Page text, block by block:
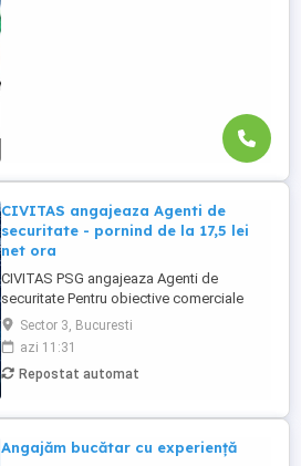
CIVITAS angajeaza Agenti de
securitate - pornind de la 17,5 lei
net ora
CIVITAS PSG angajeaza Agenti de
securitate Pentru obiective comerciale
(magazine de haine din mall-urile din
Bucuresti) CONTACT: apel la numarul din
anunt Locatia: Park Lake, metrou Dristor
Tarif de 17,5 lei ora pentru inceput.
Garantam Salariu, program, ...
Sector 3, Bucuresti
azi 11:31
Repostat automat
Angajăm bucătar cu experiență